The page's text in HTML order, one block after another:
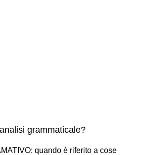
grammaticale?
quando è riferito a cose